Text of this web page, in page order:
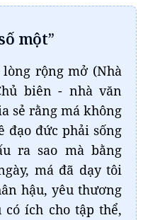
một”
rộng mở (Nhà
biên - nhà văn
sẻ rằng má không
đạo đức phải sống
ra sao mà bằng
má đã dạy tôi
hậu, yêu thương
ích cho tập thể,